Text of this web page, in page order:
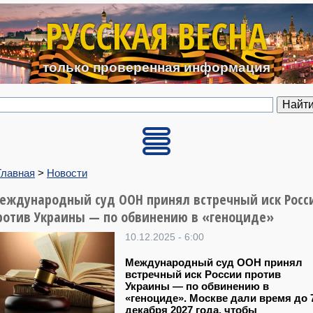
Перейти к основному
РУССКАЯ ВЕСНА
только проверенная информация
> Новости
суд ООН принял встречный иск
Украины — по обвинению в «геноциде»
10.12.2025 - 6:00
Международный суд ООН принял
встречный иск России против
Украины — по обвинению в
«геноциде». Москве дали время до
декабря 2027 года, чтобы